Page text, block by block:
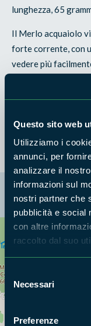
Questo sito web
Utilizziamo i
annunci, per
analizzare il
informazioni sul
nostri partner che
pubblicità e social
con altre
raccolto dal suo
Selezione
del
consenso
Necessari
Preferenze
lunghezza, 65
Il Merlo acquaiolo
forte corrente, con
vedere più
Costruisce il nido
La mappa di
Cerca nella